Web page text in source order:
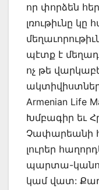
որ փորձեն
լռութիւնը կը
պէտք է
ոչ թե
Armenian Life
Խմբագիր եւ
Չափարեանի
լուրեր
պարտա-
կամ վատ: